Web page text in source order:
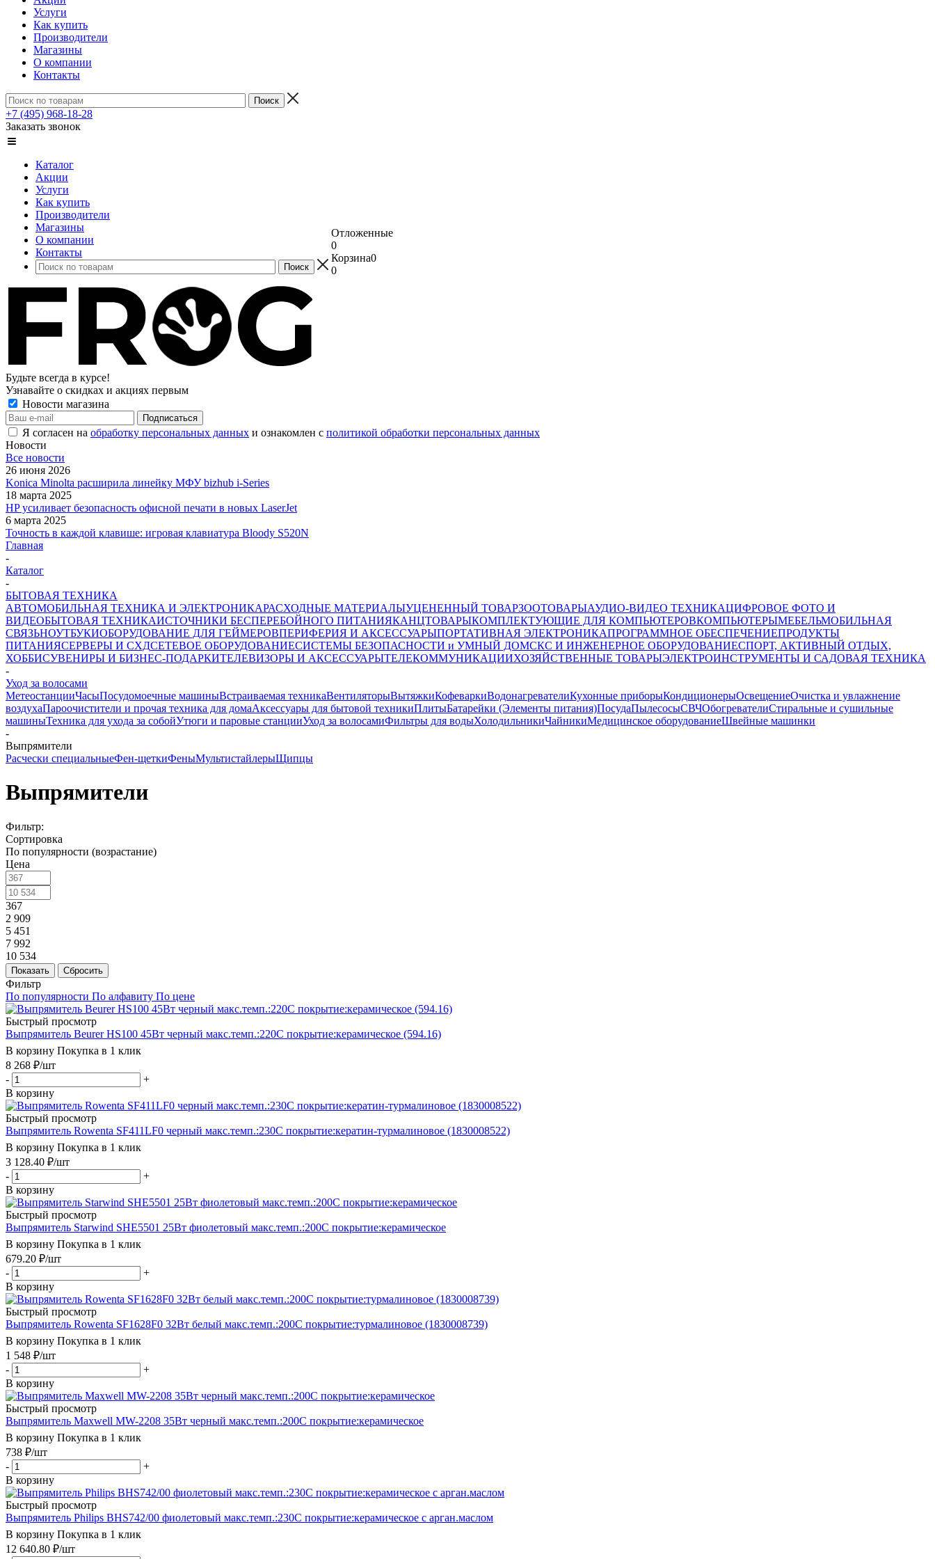
Услуги
Как купить
Производители
Магазины
О компании
Контакты
+7 (495) 968-18-28
Заказать звонок
Каталог
Акции
Услуги
Как купить
Производители
Магазины
О компании
Контакты
Отложенные
0
Корзина0
0
Будьте всегда в курсе!
Узнавайте о скидках и акциях первым
Новости магазина
Я согласен на обработку персональных данных и ознакомлен с политикой обработки персональных данных
Новости
Все новости
26 июня 2026
Konica Minolta расширила линейку МФУ bizhub i-Series
18 марта 2025
HP усиливает безопасность офисной печати в новых LaserJet
6 марта 2025
Точность в каждой клавише: игровая клавиатура Bloody S520N
Главная
-
Каталог
-
БЫТОВАЯ ТЕХНИКА
АВТОМОБИЛЬНАЯ ТЕХНИКА И ЭЛЕКТРОНИКАРАСХОДНЫЕ МАТЕРИАЛЫУЦЕНЕННЫЙ ТОВАРЗООТОВАРЫАУДИО-ВИДЕО ТЕХНИКАЦИФРОВОЕ ФОТО И
ВИДЕОБЫТОВАЯ ТЕХНИКАИСТОЧНИКИ БЕСПЕРЕБОЙНОГО ПИТАНИЯКАНЦТОВАРЫКОМПЛЕКТУЮЩИЕ ДЛЯ КОМПЬЮТЕРОВКОМПЬЮТЕРЫМЕБЕЛЬМОБИЛЬНАЯ
СВЯЗЬНОУТБУКИОБОРУДОВАНИЕ ДЛЯ ГЕЙМЕРОВПЕРИФЕРИЯ И АКСЕССУАРЫПОРТАТИВНАЯ ЭЛЕКТРОНИКАПРОГРАММНОЕ ОБЕСПЕЧЕНИЕПРОДУКТЫ
ПИТАНИЯСЕРВЕРЫ И СХДСЕТЕВОЕ ОБОРУДОВАНИЕСИСТЕМЫ БЕЗОПАСНОСТИ и УМНЫЙ ДОМСКС И ИНЖЕНЕРНОЕ ОБОРУДОВАНИЕСПОРТ, АКТИВНЫЙ ОТДЫХ,
ХОББИСУВЕНИРЫ И БИЗНЕС-ПОДАРКИТЕЛЕВИЗОРЫ И АКСЕССУАРЫТЕЛЕКОММУНИКАЦИИХОЗЯЙСТВЕННЫЕ ТОВАРЫЭЛЕКТРОИНСТРУМЕНТЫ И САДОВАЯ ТЕХНИКА
-
Уход за волосами
МетеостанцииЧасыПосудомоечные машиныВстраиваемая техникаВентиляторыВытяжкиКофеваркиВодонагревателиКухонные приборыКондиционерыОсвещениеОчистка и увлажнение
воздухаПароочистители и прочая техника для домаАксессуары для бытовой техникиПлитыБатарейки (Элементы питания)ПосудаПылесосыСВЧОбогревателиСтиральные и сушильные
машиныТехника для ухода за собойУтюги и паровые станцииУход за волосамиФильтры для водыХолодильникиЧайникиМедицинское оборудованиеШвейные машинки
-
Выпрямители
Расчески специальныеФен-щеткиФеныМультистайлерыЩипцы
Выпрямители
Фильтр:
Сортировка
По популярности (возрастание)
Цена
367
2 909
5 451
7 992
10 534
Показать Сбросить
Фильтр
По популярности По алфавиту По цене
Быстрый просмотр
Выпрямитель Beurer HS100 45Вт черный макс.темп.:220С покрытие:керамическое (594.16)
В корзину Покупка в 1 клик
8 268 ₽/шт
-
+
В корзину
Быстрый просмотр
Выпрямитель Rowenta SF411LF0 черный макс.темп.:230С покрытие:кератин-турмалиновое (1830008522)
В корзину Покупка в 1 клик
3 128.40 ₽/шт
-
+
В корзину
Быстрый просмотр
Выпрямитель Starwind SHE5501 25Вт фиолетовый макс.темп.:200С покрытие:керамическое
В корзину Покупка в 1 клик
679.20 ₽/шт
-
+
В корзину
Быстрый просмотр
Выпрямитель Rowenta SF1628F0 32Вт белый макс.темп.:200С покрытие:турмалиновое (1830008739)
В корзину Покупка в 1 клик
1 548 ₽/шт
-
+
В корзину
Быстрый просмотр
Выпрямитель Maxwell MW-2208 35Вт черный макс.темп.:200С покрытие:керамическое
В корзину Покупка в 1 клик
738 ₽/шт
-
+
В корзину
Быстрый просмотр
Выпрямитель Philips BHS742/00 фиолетовый макс.темп.:230С покрытие:керамическое с арган.маслом
В корзину Покупка в 1 клик
12 640.80 ₽/шт